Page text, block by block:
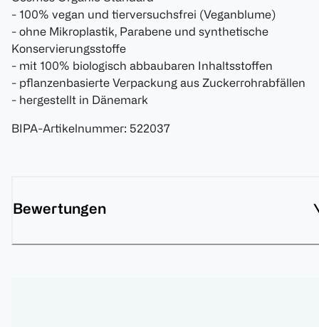
- 100% vegan und tierversuchsfrei (Veganblume)
- ohne Mikroplastik, Parabene und synthetische
Konservierungsstoffe
- mit 100% biologisch abbaubaren Inhaltsstoffen
- pflanzenbasierte Verpackung aus Zuckerrohrabfällen
- hergestellt in Dänemark
BIPA-Artikelnummer: 522037
Bewertungen